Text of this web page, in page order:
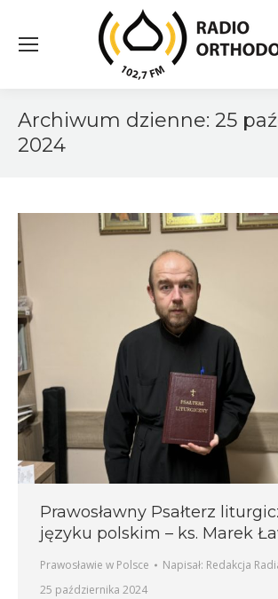
Archiwum dzienne: 25
2024
Prawosławny Psałterz
języku polskim – ks. Marek
Prawosławie w Polsce Napisał: Redakcja
25 października 2024